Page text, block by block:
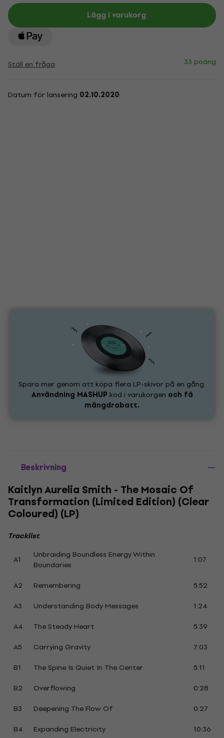
Lägg i varukorg
Ställ en fråga 33 poäng
Datum för lansering 02.10.2020
Spara mer genom att köpa flera LP-skivor på en gång.
Användning MASHUP kod i varukorgen och få
mängdrabatt.
Beskrivning
Kaitlyn Aurelia Smith - The Mosaic Of
Transformation (Limited Edition) (Clear
Coloured) (LP)
Tracklist
A1
Unbraiding Boundless Energy Within
Boundaries
1:07
A2 Remembering
5:52
A3
Understanding Body Messages
1:24
A4
The Steady Heart
5:39
A5
Carrying Gravity
7:03
B1
The Spine Is Quiet In The Center
5:11
B2
Overflowing
0:28
B3
Deepening The Flow Of
0:27
B4
Expanding Electricity 10:36